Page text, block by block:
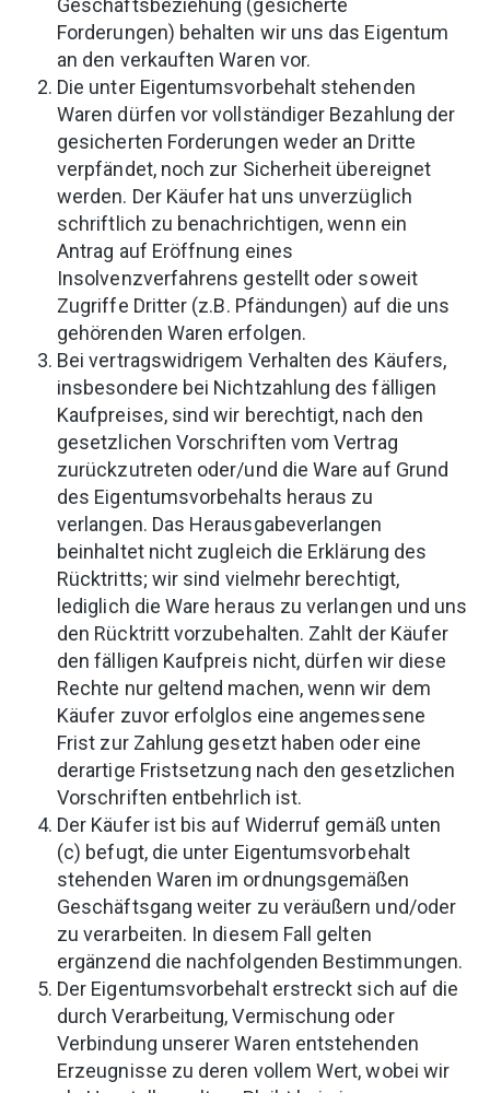
Geschäftsbeziehung (gesicherte
Forderungen) behalten wir uns das Eigentum
an den verkauften Waren vor.
Die unter Eigentumsvorbehalt stehenden
Waren dürfen vor vollständiger Bezahlung der
gesicherten Forderungen weder an Dritte
verpfändet, noch zur Sicherheit übereignet
werden. Der Käufer hat uns unverzüglich
schriftlich zu benachrichtigen, wenn ein
Antrag auf Eröffnung eines
Insolvenzverfahrens gestellt oder soweit
Zugriffe Dritter (z.B. Pfändungen) auf die uns
gehörenden Waren erfolgen.
Bei vertragswidrigem Verhalten des Käufers,
insbesondere bei Nichtzahlung des fälligen
Kaufpreises, sind wir berechtigt, nach den
gesetzlichen Vorschriften vom Vertrag
zurückzutreten oder/und die Ware auf Grund
des Eigentumsvorbehalts heraus zu
verlangen. Das Herausgabeverlangen
beinhaltet nicht zugleich die Erklärung des
Rücktritts; wir sind vielmehr berechtigt,
lediglich die Ware heraus zu verlangen und uns
den Rücktritt vorzubehalten. Zahlt der Käufer
den fälligen Kaufpreis nicht, dürfen wir diese
Rechte nur geltend machen, wenn wir dem
Käufer zuvor erfolglos eine angemessene
Frist zur Zahlung gesetzt haben oder eine
derartige Fristsetzung nach den gesetzlichen
Vorschriften entbehrlich ist.
Der Käufer ist bis auf Widerruf gemäß unten
(c) befugt, die unter Eigentumsvorbehalt
stehenden Waren im ordnungsgemäßen
Geschäftsgang weiter zu veräußern und/oder
zu verarbeiten. In diesem Fall gelten
ergänzend die nachfolgenden Bestimmungen.
Der Eigentumsvorbehalt erstreckt sich auf die
durch Verarbeitung, Vermischung oder
Verbindung unserer Waren entstehenden
Erzeugnisse zu deren vollem Wert, wobei wir